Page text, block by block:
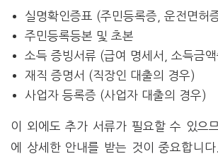
실명확인증표 (주민등록증, 운전면허
주민등록등본 및 초본
소득 증빙서류 (급여 명세서, 소득금
재직 증명서 (직장인 대출의 경우)
사업자 등록증 (사업자 대출의 경우)
이 외에도 추가 서류가 필요할 수 있으
에 상세한 안내를 받는 것이 중요합니다.